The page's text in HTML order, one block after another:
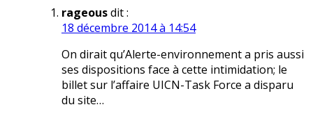
rageousdit :
18 décembre 2014 à 14:54
On dirait qu’Alerte-environnement a pris aussi
ses dispositions face à cette intimidation; le
billet sur l’affaire UICN-Task Force a disparu
du site…